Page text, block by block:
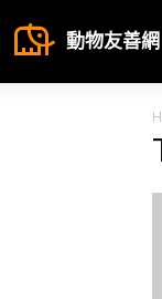
動物友善網